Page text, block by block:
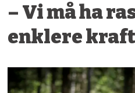
– Vi må ha
enklere